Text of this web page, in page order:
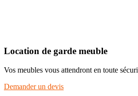
Location de garde meuble
Vos meubles vous attendront en toute
Demander un devis